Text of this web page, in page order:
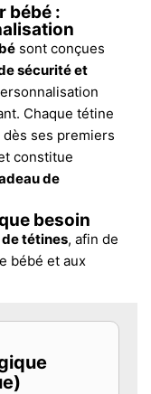
bébé :
sont conçues
sécurité et
Chaque tétine
ses premiers
constitue
de
besoin
de tétines, afin de
bébé et aux